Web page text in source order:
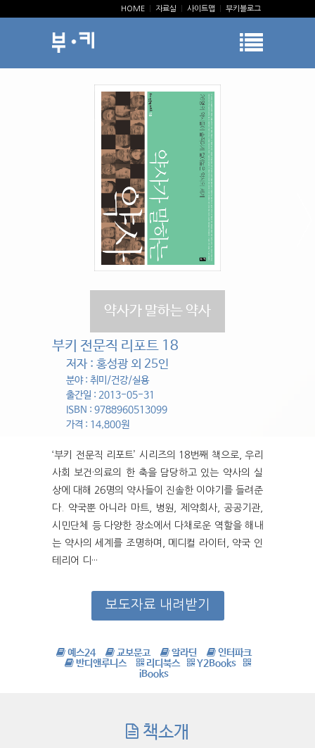
HOME 자료실 사이트맵 부키블로그
약사가 말하는 약사
부키 전문직 리포트 18
저자 : 홍성광 외 25인
분야 : 취미/건강/실용
출간일 : 2013-05-31
ISBN : 9788960513099
가격 : 14,800원
‘부키 전문직 리포트’ 시리즈의 18번째 책으로, 우리
사회 보건·의료의 한 축을 담당하고 있는 약사의 실
상에 대해 26명의 약사들이 진솔한 이야기를 들려준
다. 약국뿐 아니라 마트, 병원, 제약회사, 공공기관,
시민단체 등 다양한 장소에서 다채로운 역할을 해내
는 약사의 세계를 조명하며, 메디컬 라이터, 약국 인
테리어 디···
보도자료 내려받기
예스24 교보문고 알라딘
인터파크
반디앤루니스
리디북스
Y2Books
iBooks
책소개